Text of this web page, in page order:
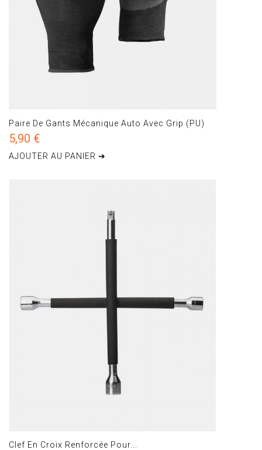
Paire De Gants Mécanique Auto Avec Grip (PU)
5,90 €
AJOUTER AU PANIER ➔
Clef En Croix Renforcée Pour...